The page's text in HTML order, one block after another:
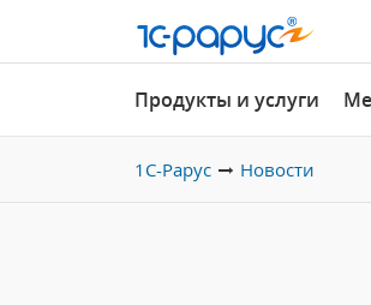
Продукты и услуги
1С-Рарус Новости